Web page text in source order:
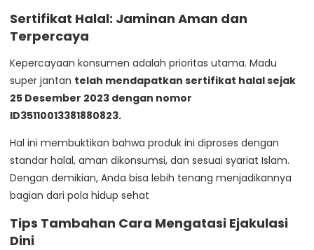
Sertifikat Halal: Jaminan Aman dan
Terpercaya
Kepercayaan konsumen adalah prioritas utama. Madu
super jantan telah mendapatkan sertifikat halal sejak
25 Desember 2023 dengan nomor
ID35110013381880823.
Hal ini membuktikan bahwa produk ini diproses dengan
standar halal, aman dikonsumsi, dan sesuai syariat Islam.
Dengan demikian, Anda bisa lebih tenang menjadikannya
bagian dari pola hidup sehat
Tips Tambahan Cara Mengatasi Ejakulasi
Dini